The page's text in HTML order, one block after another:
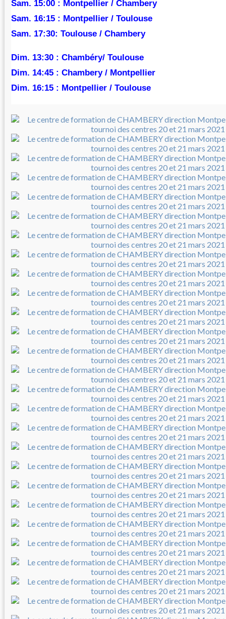
Sam. 15:00 : Montpellier / Chambery
Sam. 16:15 : Montpellier / Toulouse
Sam. 17:30: Toulouse / Chambery
Dim. 13:30 : Chambéry/ Toulouse
Dim. 14:45 : Chambery / Montpellier
Dim. 16:15 : Montpellier / Toulouse